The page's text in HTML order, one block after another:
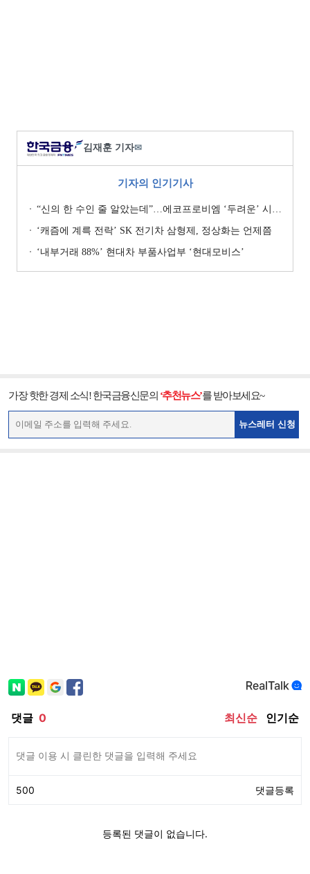
김재훈 기자✉
기자의 인기기사
“신의 한 수인 줄 알았는데”…에코프로비엠 ‘두려운’ 시나리오
‘캐즘에 계륵 전락’ SK 전기차 삼형제, 정상화는 언제쯤
‘내부거래 88%ʼ 현대차 부품사업부 ‘현대모비스ʼ
가장 핫한 경제 소식! 한국금융신문의 ‘추천뉴스’를 받아보세요~
뉴스레터 신청